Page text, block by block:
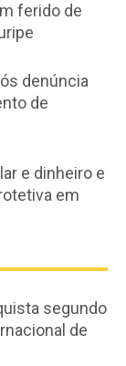
ferido de
denúncia
de
e dinheiro e
em
segundo
de